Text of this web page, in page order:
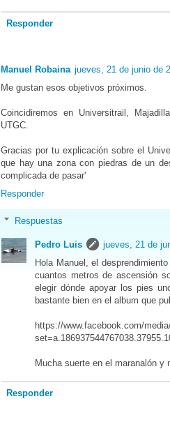
Responder
Manuel Robaina jueves, 21 de junio de
Me gustan esos objetivos próximos.
Coincidiremos en Universitrail,
UTGC.
Gracias por tu explicación sobre el
que hay una zona con piedras de un
complicada de pasar'
Responder
Respuestas
Pedro Luis
jueves, 21 de
Hola Manuel, el
cuantos metros de ascensión
elegir dónde apoyar los pies
bastante bien en el album que
https://www.facebook.com/
Mucha suerte en el maranalón y
Responder